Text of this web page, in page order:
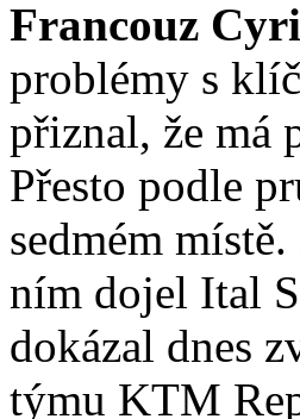
Francouz
problémy s
přiznal, že má
Přesto podle
sedmém
ním dojel Ital
dokázal dnes
týmu KTM